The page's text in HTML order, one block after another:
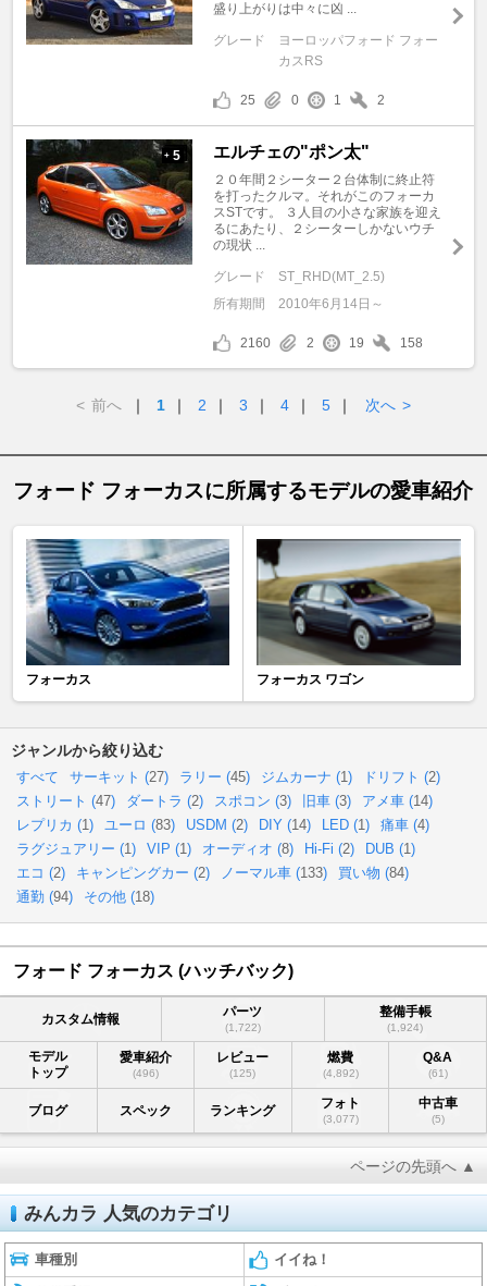
盛り上がりは中々に凶 ...
グレード
ヨーロッパフォード フォー
カスRS
25 0 1 2
+ 5 エルチェの"ポン太"
２０年間２シーター２台体制に終止符
を打ったクルマ。それがこのフォーカ
スSTです。 ３人目の小さな家族を迎え
るにあたり、２シーターしかないウチ
の現状 ...
グレード
ST_RHD(MT_2.5)
所有期間
2010年6月14日～
2160 2 19 158
< 前へ ｜ 1 ｜ 2 ｜ 3 ｜ 4 ｜ 5 ｜ 次へ >
フォード フォーカスに所属するモデルの愛車紹介
フォーカス フォーカス ワゴン
ジャンルから絞り込む
すべて サーキット (27) ラリー (45) ジムカーナ (1) ドリフト (2)
ストリート (47) ダートラ (2) スポコン (3) 旧車 (3) アメ車 (14)
レプリカ (1) ユーロ (83) USDM (2) DIY (14) LED (1) 痛車 (4)
ラグジュアリー (1) VIP (1) オーディオ (8) Hi-Fi (2) DUB (1)
エコ (2) キャンピングカー (2) ノーマル車 (133) 買い物 (84)
通勤 (94) その他 (18)
フォード フォーカス (ハッチバック)
カスタム情報 パーツ
(1,722)
整備手帳
(1,924)
モデル
トップ
愛車紹介
(496)
レビュー
(125)
燃費
(4,892)
Q&A
(61)
ブログ スペック ランキング フォト
(3,077)
中古車
(5)
ページの先頭へ ▲
みんカラ 人気のカテゴリ
車種別 イイね！